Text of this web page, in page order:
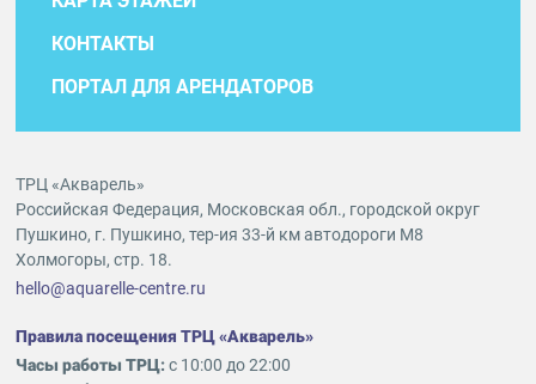
КОНТАКТЫ
ПОРТАЛ ДЛЯ АРЕНДАТОРОВ
ТРЦ «Акварель»
Российская Федерация, Московская обл., городской округ
Пушкино, г. Пушкино, тер-ия 33-й км автодороги М8
Холмогоры, стр. 18.
hello@aquarelle-centre.ru
Правила посещения ТРЦ «Акварель»
Часы работы ТРЦ:с 10:00 до 22:00